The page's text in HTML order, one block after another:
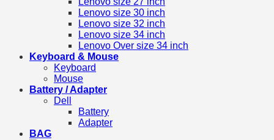
Lenovo size 30 inch
Lenovo size 32 inch
Lenovo size 34 inch
Lenovo Over size 34 inch
Keyboard & Mouse
Keyboard
Mouse
Battery / Adapter
Dell
Battery
Adapter
BAG